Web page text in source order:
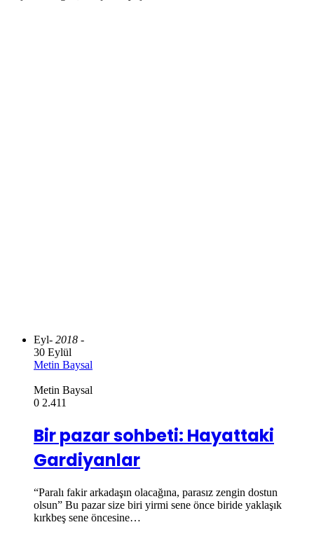
Eyl- 2018 -
30 Eylül
Metin Baysal
Metin Baysal
0 2.411
Bir pazar sohbeti: Hayattaki
Gardiyanlar
“Paralı fakir arkadaşın olacağına, parasız zengin dostun
olsun” Bu pazar size biri yirmi sene önce biride yaklaşık
kırkbeş sene öncesine…